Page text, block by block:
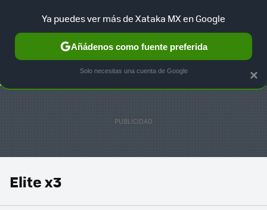
SELECCIÓN GAMING HOME AUTO TERRITORIO
Elite x3
×
Ya puedes ver más de Xataka MX en Google
Añádenos como fuente preferida
Solo necesitas una cuenta de Google